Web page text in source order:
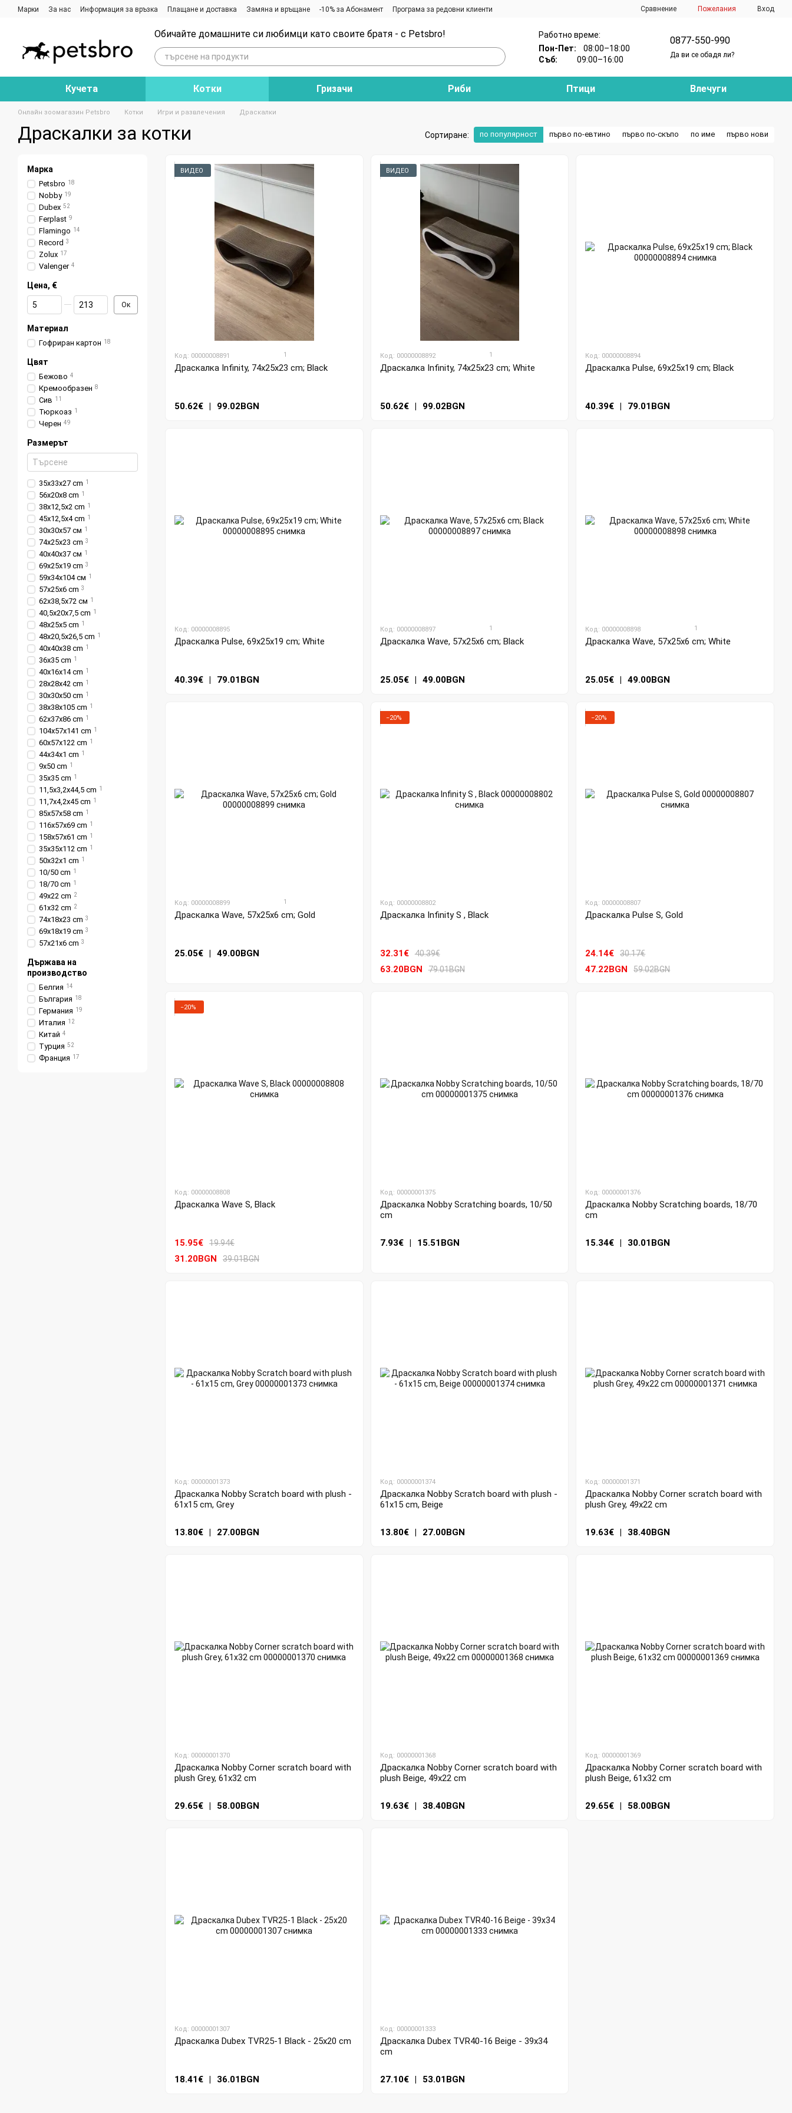
Премини към основното съдържание
Марки За нас Информация за връзка Плащане и доставка Замяна и връщане -10% за Абонамент
Програма за редовни клиенти
Сравнение Пожелания Вход
Обичайте домашните си любимци като своите братя - с Petsbro!
Работно време:
Пон-Пет:08:00–18:00
Съб:09:00–16:00
0877-550-990
Да ви се обадя ли?
Кучета Котки Гризачи Риби Птици Влечуги
Онлайн зоомагазин Petsbro Котки Игри и развлечения Драскалки
Драскалки за котки Сортиране: по популярност първо по-евтино първо по-скъпо по име първо нови
ВИДЕО
Код: 00000008891 1
Драскалка Infinity, 74x25x23 cm; Black
50.62€ | 99.02BGN
ВИДЕО
Код: 00000008892 1
Драскалка Infinity, 74x25x23 cm; White
50.62€ | 99.02BGN
Код: 00000008894
Драскалка Pulse, 69x25x19 cm; Black
40.39€ | 79.01BGN
Код: 00000008895
Драскалка Pulse, 69x25x19 cm; White
40.39€ | 79.01BGN
Код: 00000008897 1
Драскалка Wave, 57x25x6 cm; Black
25.05€ | 49.00BGN
Код: 00000008898 1
Драскалка Wave, 57x25x6 cm; White
25.05€ | 49.00BGN
Код: 00000008899 1
Драскалка Wave, 57x25x6 cm; Gold
25.05€ | 49.00BGN
−20%
Код: 00000008802
Драскалка Infinity S , Black
40.39€
32.31€
79.01BGN
63.20BGN
−20%
Код: 00000008807
Драскалка Pulse S, Gold
30.17€
24.14€
59.02BGN
47.22BGN
−20%
Код: 00000008808
Драскалка Wave S, Black
19.94€
15.95€
39.01BGN
31.20BGN
Код: 00000001375
Драскалка Nobby Scratching boards, 10/50
cm
7.93€ | 15.51BGN
Код: 00000001376
Драскалка Nobby Scratching boards, 18/70
cm
15.34€ | 30.01BGN
Код: 00000001373
Драскалка Nobby Scratch board with plush -
61x15 cm, Grey
13.80€ | 27.00BGN
Код: 00000001374
Драскалка Nobby Scratch board with plush -
61x15 cm, Beige
13.80€ | 27.00BGN
Код: 00000001371
Драскалка Nobby Corner scratch board with
plush Grey, 49x22 cm
19.63€ | 38.40BGN
Код: 00000001370
Драскалка Nobby Corner scratch board with
plush Grey, 61x32 cm
29.65€ | 58.00BGN
Код: 00000001368
Драскалка Nobby Corner scratch board with
plush Beige, 49x22 cm
19.63€ | 38.40BGN
Код: 00000001369
Драскалка Nobby Corner scratch board with
plush Beige, 61x32 cm
29.65€ | 58.00BGN
Код: 00000001307
Драскалка Dubex TVR25-1 Black - 25x20 cm
18.41€ | 36.01BGN
Код: 00000001333
Драскалка Dubex TVR40-16 Beige - 39x34
cm
27.10€ | 53.01BGN
Марка
Petsbro 18
Nobby 19
Dubex 52
Ferplast 9
Flamingo 14
Record 3
Zolux 17
Valenger 4
Цена, €
От Цена, €
До Цена, € Ок
Материал
Гофриран картон 18
Цвят
Бежово 4
Кремообразен 8
Сив 11
Тюркоаз 1
Черен 49
Размерът
35x33x27 cm 1
56x20x8 cm 1
38x12,5x2 cm 1
45x12,5x4 cm 1
30х30х57 см 1
74x25x23 cm 3
40х40х37 см 1
69x25x19 cm 3
59х34х104 см 1
57x25x6 cm 3
62х38,5х72 см 1
40,5х20х7,5 cm 1
48x25x5 cm 1
48х20,5х26,5 cm 1
40х40х38 cm 1
36х35 cm 1
40х16х14 cm 1
28х28х42 cm 1
30х30х50 cm 1
38x38x105 cm 1
62x37x86 cm 1
104x57x141 cm 1
60x57x122 cm 1
44x34x1 cm 1
9х50 cm 1
35х35 cm 1
11,5x3,2x44,5 cm 1
11,7x4,2x45 cm 1
85х57х58 cm 1
116х57х69 cm 1
158х57х61 cm 1
35x35х112 cm 1
50x32x1 cm 1
10/50 cm 1
18/70 cm 1
49x22 cm 2
61x32 cm 2
74x18x23 cm 3
69x18x19 cm 3
57x21x6 cm 3
Държава на
производство
Белгия 14
България 18
Германия 19
Италия 12
Китай 4
Турция 52
Франция 17